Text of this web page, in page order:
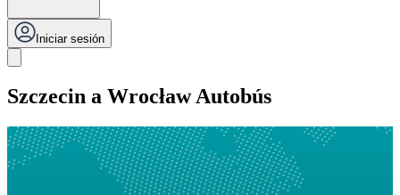
Iniciar sesión
Szczecin a Wrocław Autobús